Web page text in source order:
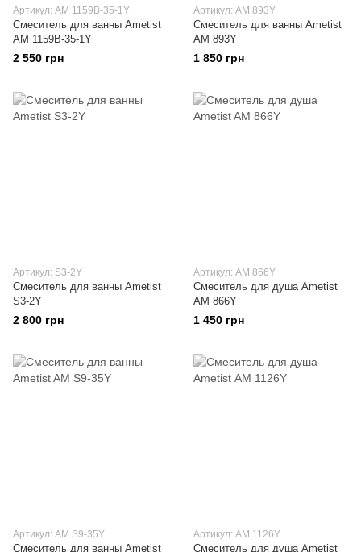
Артикул: АМ 1159B-35-1Y
Смеситель для ванны Ametist
АМ 1159B-35-1Y
2 550 грн
Артикул: АМ 893Y
Смеситель для ванны Ametist
АМ 893Y
1 850 грн
Артикул: S3-2Y
Смеситель для ванны Ametist
S3-2Y
2 800 грн
Артикул: AM 866Y
Смеситель для душа Ametist
AM 866Y
1 450 грн
Артикул: AM S9-35Y
Смеситель для ванны Ametist
Артикул: АМ 1126Y
Смеситель для душа Ametist